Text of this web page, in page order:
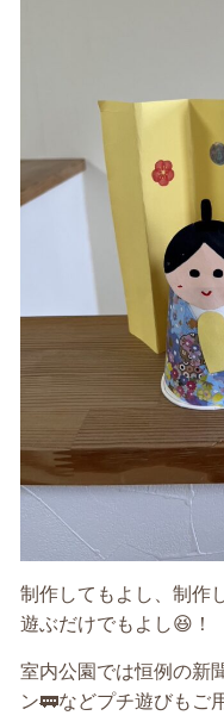
制作してもよし、制作
遊ぶだけでもよし😆！
室内公園では恒例の新
ン🚃などプチ遊びもご